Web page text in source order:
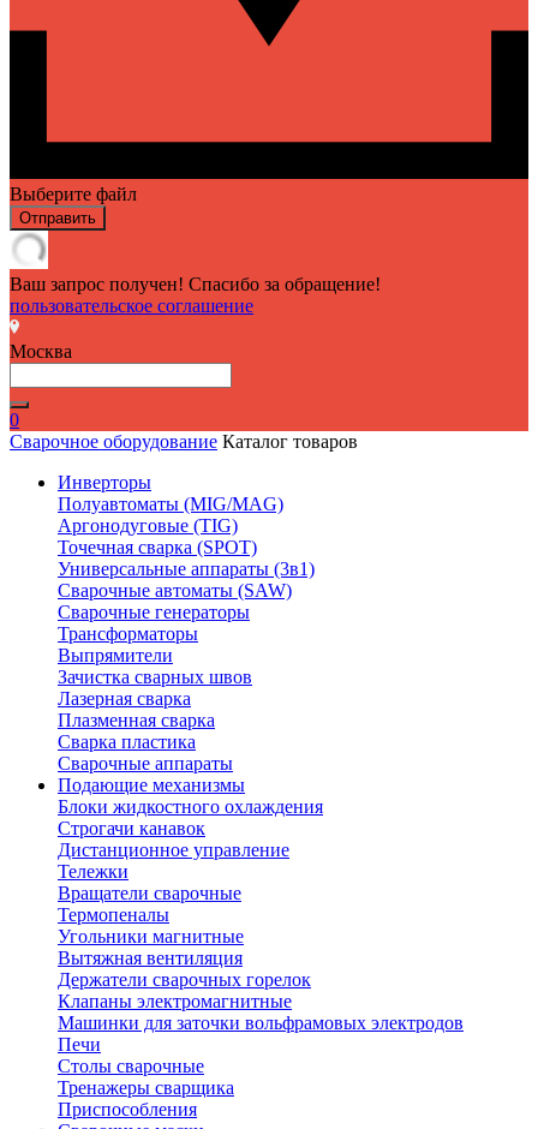
Выберите файл
Отправить
Ваш запрос получен! Спасибо за обращение!
пользовательское соглашение
Москва
0
Сварочное оборудование Каталог товаров
Инверторы
Полуавтоматы (MIG/MAG)
Аргонодуговые (TIG)
Точечная сварка (SPOT)
Универсальные аппараты (3в1)
Сварочные автоматы (SAW)
Сварочные генераторы
Трансформаторы
Выпрямители
Зачистка сварных швов
Лазерная сварка
Плазменная сварка
Сварка пластика
Сварочные аппараты
Подающие механизмы
Блоки жидкостного охлаждения
Строгачи канавок
Дистанционное управление
Тележки
Вращатели сварочные
Термопеналы
Угольники магнитные
Вытяжная вентиляция
Держатели сварочных горелок
Клапаны электромагнитные
Машинки для заточки вольфрамовых электродов
Печи
Столы сварочные
Тренажеры сварщика
Приспособления